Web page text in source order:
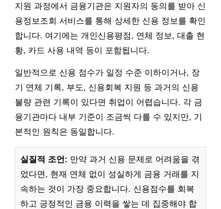
지원 과정에서 금융기관은 지원자의 동의를 받아 신
용정보조회 서비스를 통해 상세한 신용 정보를 확인
합니다. 여기에는 개인신용평점, 연체 정보, 대출 현
황, 카드 사용 내역 등이 포함됩니다.
일반적으로 신용 점수가 일정 수준 이하이거나, 장
기 연체 기록, 부도, 신용회복 지원 등 과거의 신용
불량 관련 기록이 있다면 취업이 어렵습니다. 각 금
융기관마다 내부 기준이 조금씩 다를 수 있지만, 기
본적인 원칙은 동일합니다.
실질적 조언: 만약 과거 신용 문제로 어려움을 겪
었다면, 현재 연체 없이 성실하게 금융 거래를 지
속하는 것이 가장 중요합니다. 신용점수를 회복
하고 긍정적인 금융 이력을 쌓는 데 집중해야 합